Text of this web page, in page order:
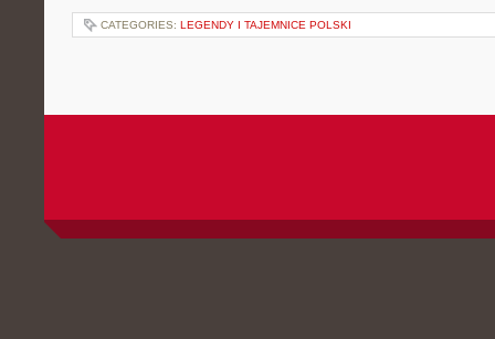
CATEGORIES: LEGENDY I TAJEMNICE POLSKI